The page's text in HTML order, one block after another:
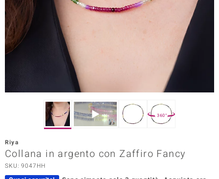
Designs
SELECTION
Paraíso
360°
Riya
Collana in argento con Zaffiro Fancy
SKU: 9047HH